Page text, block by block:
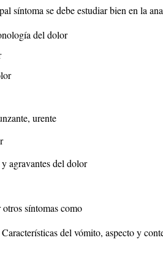
síntoma se debe estudiar bien en la
del dolor
urente
y agravantes del dolor
síntomas como
del vómito, aspecto y